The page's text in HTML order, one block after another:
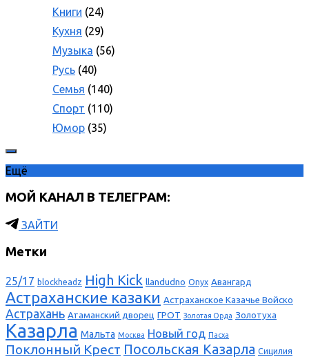
Книги (24)
Кухня (29)
Музыка (56)
Русь (40)
Семья (140)
Спорт (110)
Юмор (35)
Ещё
МОЙ КАНАЛ В ТЕЛЕГРАМ:
ЗАЙТИ
Метки
25/17 blockheadz High Kick llandudno Onyx Авангард
Астраханские казаки Астраханское Казачье Войско
Астрахань Атаманский дворец ГРОТ Золотая Орда Золотуха
Казарла Мальта Москва Новый год Пасха
Поклонный Крест Посольская Казарла Сицилия